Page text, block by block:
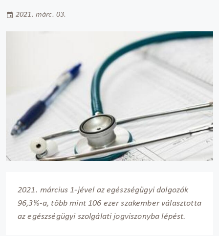
2021. márc. 03.
2021. március 1-jével az egészségügyi dolgozók
96,3%-a, több mint 106 ezer szakember választotta
az egészségügyi szolgálati jogviszonyba lépést.